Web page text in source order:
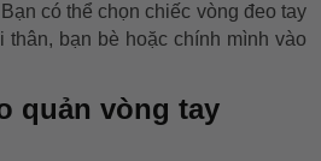
có thể chọn chiếc vòng đeo tay
thân, bạn bè hoặc chính mình vào
quản vòng tay